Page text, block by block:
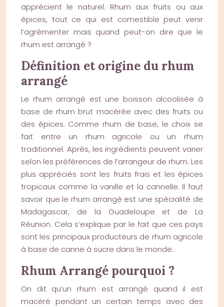
apprécient le naturel. Rhum aux fruits ou aux
épices, tout ce qui est comestible peut venir
l’agrémenter mais quand peut-on dire que le
rhum est arrangé ?
Définition et origine du rhum
arrangé
Le rhum arrangé est une boisson alcoolisée à
base de rhum brut macérée avec des fruits ou
des épices. Comme rhum de base, le choix se
fait entre un rhum agricole ou un rhum
traditionnel. Après, les ingrédients peuvent varier
selon les préférences de l’arrangeur de rhum. Les
plus appréciés sont les fruits frais et les épices
tropicaux comme la vanille et la cannelle. Il faut
savoir que le rhum arrangé est une spécialité de
Madagascar, de la Guadeloupe et de La
Réunion. Cela s’explique par le fait que ces pays
sont les principaux producteurs de rhum agricole
à base de canne à sucre dans le monde.
Rhum Arrangé pourquoi ?
On dit qu’un rhum est arrangé quand il est
macéré pendant un certain temps avec des